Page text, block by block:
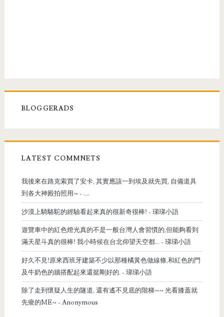
BLOGGERADS
LATEST COMMNETS
我後來在路克索買了安卡, 其實應該一到埃及就先買, 自備道具
到各大神殿拍照用~ - ....
沙漠上騎駱駝的經驗看起來真的很新奇很棒! - 珶珶小語
遊覽車中的紅色燈光真的不是一般台灣人會習慣的,但能夠看到
滿天星斗真的很棒! 我小時候在台北仰望天空都... - 珶珶小語
好久不見!原來西班牙建築不少以那種橘黃色做線條,和紅色的門
及牛奶色的牆搭配起來還挺剛好的. - 珶珶小語
除了走到懷疑人生的隧道, 還有遙不見底的階梯~~ 光看膝蓋就
先痠的ME~ - Anonymous